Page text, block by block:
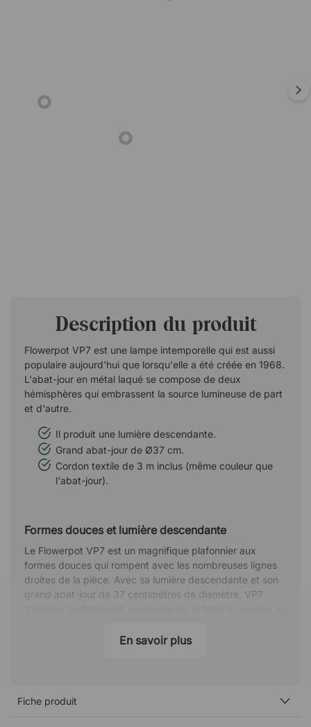
Description du produit
Flowerpot VP7 est une lampe intemporelle qui est aussi
populaire aujourd'hui que lorsqu'elle a été créée en 1968.
L'abat-jour en métal laqué se compose de deux
hémisphères qui embrassent la source lumineuse de part
et d'autre.
Il produit une lumière descendante.
Grand abat-jour de Ø37 cm.
Cordon textile de 3 m inclus (même couleur que
l'abat-jour).
Formes douces et lumière descendante
Le Flowerpot VP7 est un magnifique plafonnier aux
formes douces qui rompent avec les nombreuses lignes
droites de la pièce. Avec sa lumière descendante et son
grand abat-jour de 37 centimètres de diamètre, VP7
Flowerpot - une série paisible
du flower power. La série se compose de lampes de
En savoir plus
Fiche produit